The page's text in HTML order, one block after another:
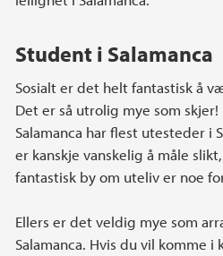
Student i Salamanca
Sosialt er det helt fantastisk å
Det er så utrolig mye som skjer!
Salamanca har flest utesteder i
er kanskje vanskelig å måle
fantastisk by om uteliv er noe
Ellers er det veldig mye som
Salamanca. Hvis du vil komme